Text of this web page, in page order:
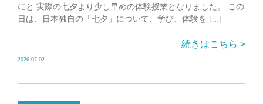
にと 実際の七夕より少し早めの体験授業となりました。 この
日は、日本独自の「七夕」について、学び、体験を […]
続きはこちら >
2026.07.02